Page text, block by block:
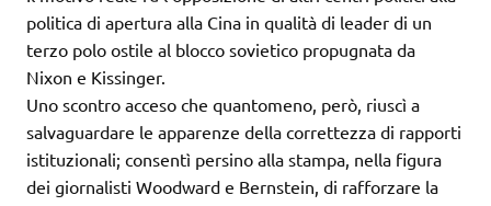
politica di apertura alla Cina in qualità di leader di un
terzo polo ostile al blocco sovietico propugnata da
Nixon e Kissinger.
Uno scontro acceso che quantomeno, però, riuscì a
salvaguardare le apparenze della correttezza di rapporti
istituzionali; consentì persino alla stampa, nella figura
dei giornalisti Woodward e Bernstein, di rafforzare la